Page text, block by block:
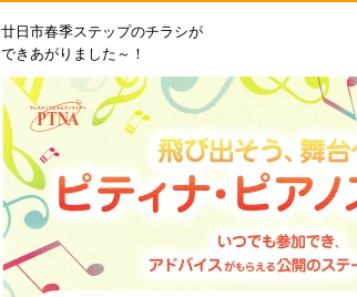
廿日市春季ステップのチラシが
できあがりました～！